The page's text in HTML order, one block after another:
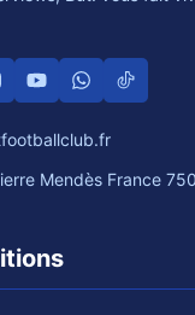
Mendès France